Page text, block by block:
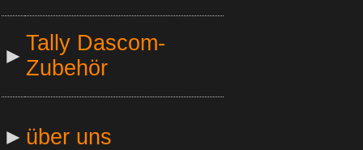
►
Tally Dascom-
Zubehör
► über uns